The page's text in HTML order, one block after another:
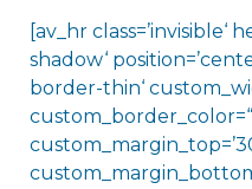
[av_hr class=’invisible‘
shadow‘
border-thin‘
custom_border_color=“